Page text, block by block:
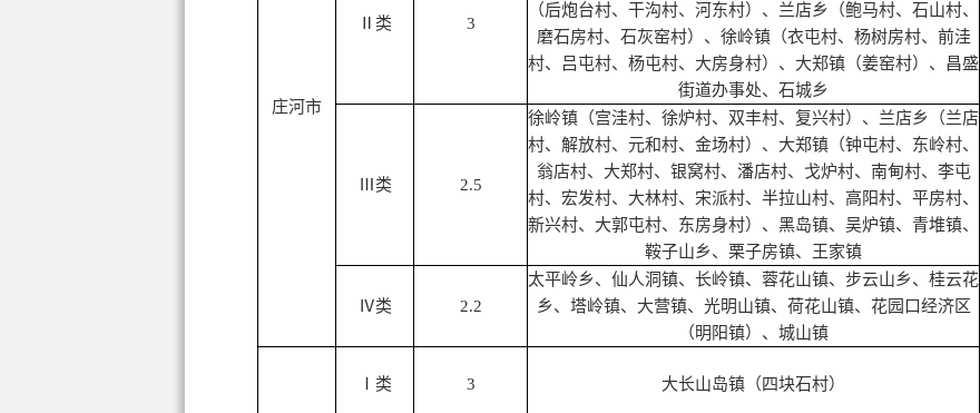
庄河市
Ⅱ类 3
（后炮台村、干沟村、河东村）、兰店乡（鲍马村、石山村、
磨石房村、石灰窑村）、徐岭镇（衣屯村、杨树房村、前洼
村、吕屯村、杨屯村、大房身村）、大郑镇（姜窑村）、昌盛
街道办事处、石城乡
Ⅲ类 2.5
徐岭镇（宫洼村、徐炉村、双丰村、复兴村）、兰店乡（兰店
村、解放村、元和村、金场村）、大郑镇（钟屯村、东岭村、
翁店村、大郑村、银窝村、潘店村、戈炉村、南甸村、李屯
村、宏发村、大林村、宋派村、半拉山村、高阳村、平房村、
新兴村、大郭屯村、东房身村）、黑岛镇、吴炉镇、青堆镇、
鞍子山乡、栗子房镇、王家镇
Ⅳ类 2.2
太平岭乡、仙人洞镇、长岭镇、蓉花山镇、步云山乡、桂云花
乡、塔岭镇、大营镇、光明山镇、荷花山镇、花园口经济区
（明阳镇）、城山镇
Ⅰ类 3 大长山岛镇（四块石村）